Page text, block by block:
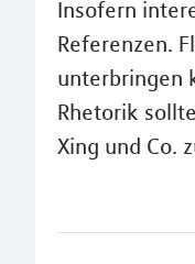
Insofern
Referenzen.
unterbringen
Rhetorik
Xing und Co.